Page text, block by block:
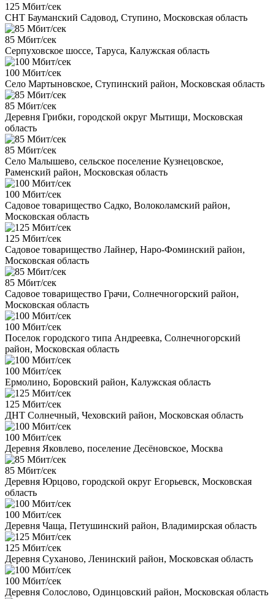
125 Мбит/сек
СНТ Бауманский Садовод, Ступино, Московская область
85 Мбит/сек
Серпуховское шоссе, Таруса, Калужская область
100 Мбит/сек
Село Мартыновское, Ступинский район, Московская область
85 Мбит/сек
Деревня Грибки, городской округ Мытищи, Московская
область
85 Мбит/сек
Село Малышево, сельское поселение Кузнецовское,
Раменский район, Московская область
100 Мбит/сек
Садовое товарищество Садко, Волоколамский район,
Московская область
125 Мбит/сек
Садовое товарищество Лайнер, Наро-Фоминский район,
Московская область
85 Мбит/сек
Садовое товарищество Грачи, Солнечногорский район,
Московская область
100 Мбит/сек
Поселок городского типа Андреевка, Солнечногорский
район, Московская область
100 Мбит/сек
Ермолино, Боровский район, Калужская область
125 Мбит/сек
ДНТ Солнечный, Чеховский район, Московская область
100 Мбит/сек
Деревня Яковлево, поселение Десёновское, Москва
85 Мбит/сек
Деревня Юрцово, городской округ Егорьевск, Московская
область
100 Мбит/сек
Деревня Чаща, Петушинский район, Владимирская область
125 Мбит/сек
Деревня Суханово, Ленинский район, Московская область
100 Мбит/сек
Деревня Солослово, Одинцовский район, Московская область